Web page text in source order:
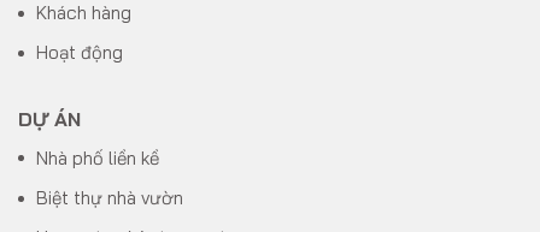
Khách hàng
Hoạt động
DỰ ÁN
Nhà phố liền kề
Biệt thự nhà vườn